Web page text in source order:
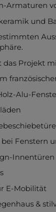
Armaturen
und
das Projekt
Alu-
Fenstern
Innentüren
E-Mobilität
&